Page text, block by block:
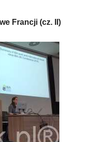
Francji (cz. II)